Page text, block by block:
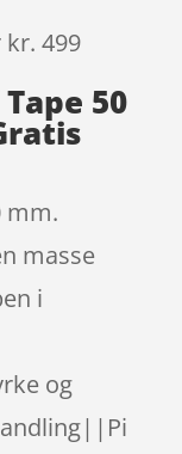
kr. 499
50
mm.
masse
i
og